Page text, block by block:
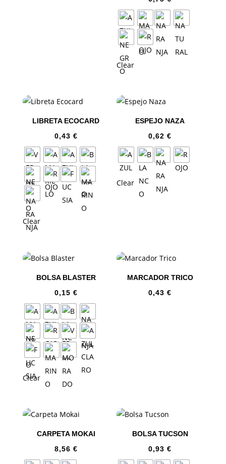
Clear
LIBRETA ECOCARD
0,43 €
Clear
ESPEJO NAZA
0,62€
Clear
BOLSA BLASTER
0,15 €
Clear
MARCADOR TRICO
0,43€
CARPETA MOKAI
8,56 €
BOLSA TUCSON
0,93€